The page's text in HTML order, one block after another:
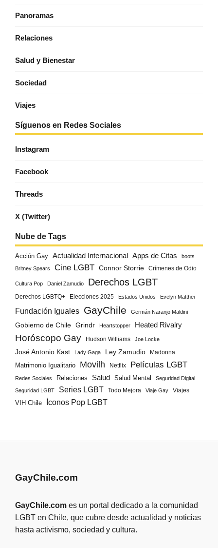
Panoramas
Relaciones
Salud y Bienestar
Sociedad
Viajes
Síguenos en Redes Sociales
Instagram
Facebook
Threads
X (Twitter)
Nube de Tags
Acción Gay Actualidad Internacional Apps de Citas boots
Britney Spears Cine LGBT Connor Storrie Crímenes de Odio
Cultura Pop Daniel Zamudio Derechos LGBT
Derechos LGBTQ+ Elecciones 2025 Estados Unidos Evelyn Matthei
Fundación Iguales GayChile Germán Naranjo Maldini
Gobierno de Chile Grindr Heartstopper Heated Rivalry
Horóscopo Gay Hudson Williams Joe Locke
José Antonio Kast Lady Gaga Ley Zamudio Madonna
Matrimonio Igualitario Movilh Netflix Películas LGBT
Redes Sociales Relaciones Salud Salud Mental Seguridad Digital
Seguridad LGBT Series LGBT Todo Mejora Viaje Gay
Viajes
VIH Chile
Íconos Pop LGBT
GayChile.com
GayChile.com es un portal dedicado a la comunidad
LGBT en Chile, que cubre desde actualidad y noticias
hasta activismo, sociedad y cultura.